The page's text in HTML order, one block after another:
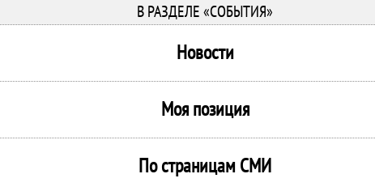
В РАЗДЕЛЕ «СОБЫТИЯ»
Новости
Моя позиция
По страницам СМИ